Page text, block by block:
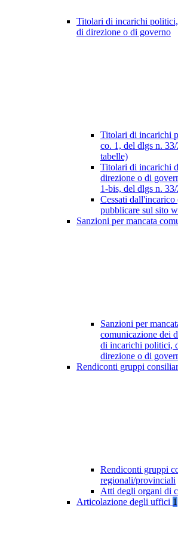
Titolari di incarichi
di direzione o di governo
Titolari di incarichi
co. 1, del dlgs n.
tabelle)
Titolari di incarichi
direzione o di
1-bis, del dlgs n.
Cessati dall'incarico
pubblicare sul sito
Sanzioni per mancata
Sanzioni per
comunicazione dei
di incarichi politici,
direzione o di
Rendiconti gruppi
Rendiconti gruppi
regionali/provinciali
Atti degli organi di
Articolazione degli uffici 1